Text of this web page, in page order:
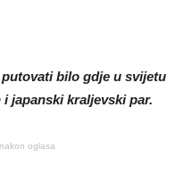
bilo gdje u svijetu
japanski kraljevski par.
oglasa